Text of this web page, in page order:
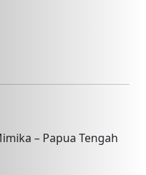
– Papua Tengah